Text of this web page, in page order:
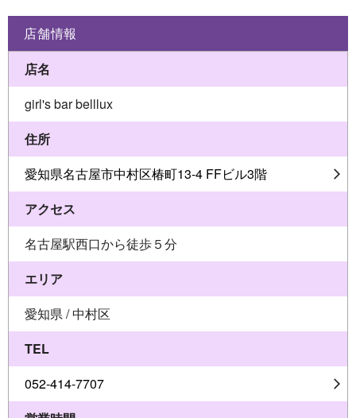
店舗情報
店名
girl's bar belllux
住所
愛知県名古屋市中村区椿町13-4 FFビル3階
アクセス
名古屋駅西口から徒歩５分
エリア
愛知県 / 中村区
TEL
052-414-7707